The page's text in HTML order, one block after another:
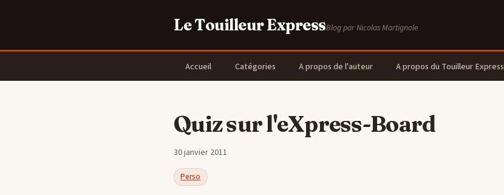
Le Touilleur ExpressBlog par Nicolas Martignole
Accueil Catégories A propos de l'auteur A propos du Touilleur Express
Quiz sur l'eXpress-Board
30 janvier 2011
Perso